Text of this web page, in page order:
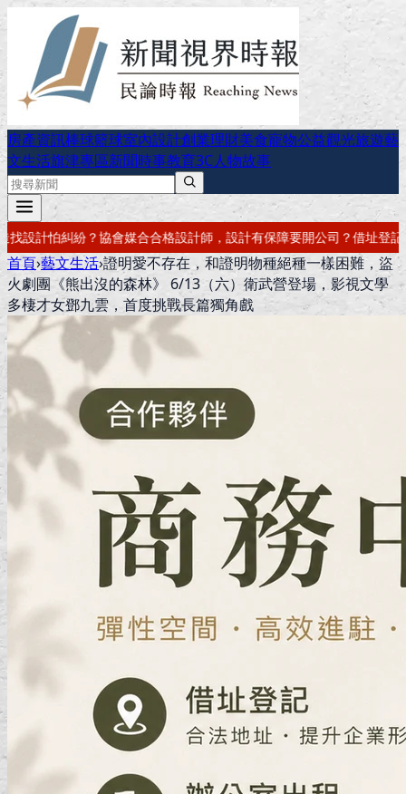
房產資訊棒球籃球室內設計創業理財美食寵物公益觀光旅遊藝
文生活旗津專區新聞時事教育3C人物故事
，設計有保障要開公司？借址登記・公司設立・工商登記一次辦好記帳
首頁›藝文生活›證明愛不存在，和證明物種絕種一樣困難，盜
火劇團《熊出沒的森林》 6/13（六）衛武營登場，影視文學
多棲才女鄧九雲，首度挑戰長篇獨角戲